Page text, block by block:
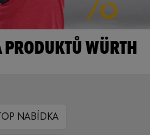
WÜRTH
TOP NABÍDKA